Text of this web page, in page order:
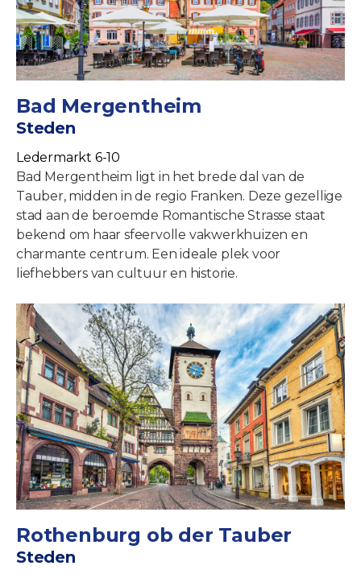
Bad Mergentheim
Steden
Ledermarkt 6-10
Bad Mergentheim ligt in het brede dal van de
Tauber, midden in de regio Franken. Deze gezellige
stad aan de beroemde Romantische Strasse staat
bekend om haar sfeervolle vakwerkhuizen en
charmante centrum. Een ideale plek voor
liefhebbers van cultuur en historie.
Rothenburg ob der Tauber
Steden